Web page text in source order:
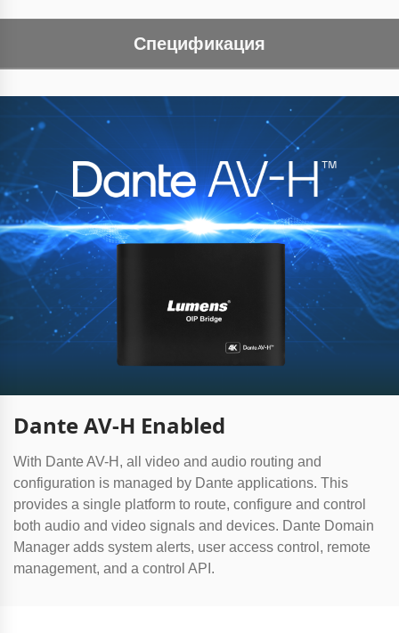
Спецификация
Dante AV-H Enabled
With Dante AV-H, all video and audio routing and
configuration is managed by Dante applications. This
provides a single platform to route, configure and control
both audio and video signals and devices. Dante Domain
Manager adds system alerts, user access control, remote
management, and a control API.